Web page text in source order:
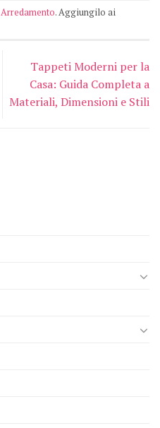
Arredamento. Aggiungilo ai
Tappeti Moderni per la
Casa: Guida Completa a
Materiali, Dimensioni e Stili